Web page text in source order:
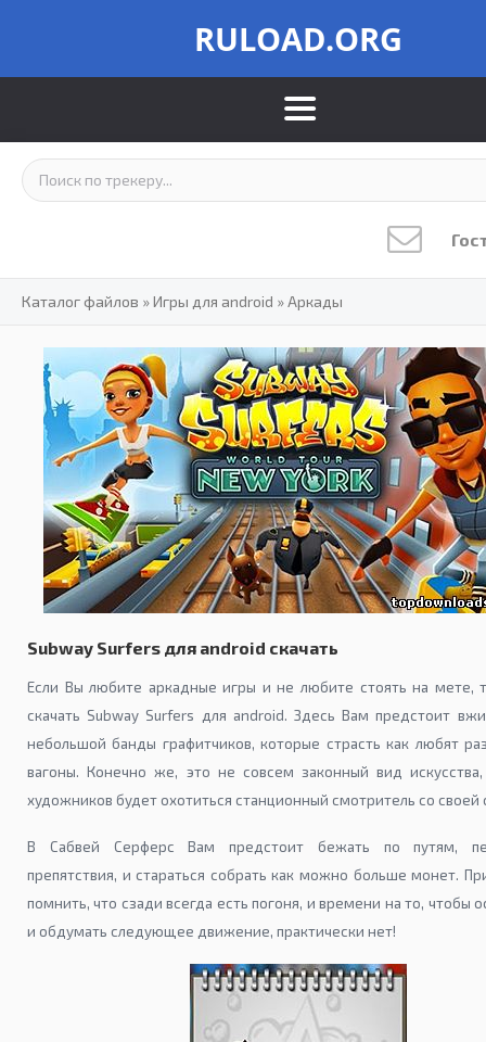
RULOAD.ORG
Каталог файлов »Игры для android »Аркады
Subway Surfers для android скачать
Если Вы любите аркадные игры и не любите стоять на мете,
скачать Subway Surfers для android. Здесь Вам предстоит
небольшой банды графитчиков, которые страсть как любят
вагоны. Конечно же, это не совсем законный вид
художников будет охотиться станционный смотритель со своей
В Сабвей Серферс Вам предстоит бежать по путям,
препятствия, и стараться собрать как можно больше монет.
помнить, что сзади всегда есть погоня, и времени на то, чтобы
и обдумать следующее движение, практически нет!